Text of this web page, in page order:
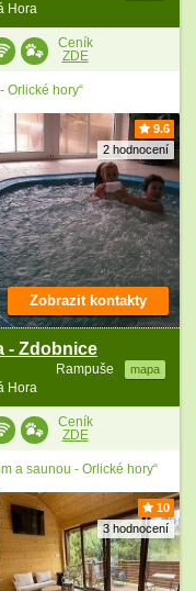
Hora
Ceník
ZDE
Orlické hory“
9.6
2 hodnocení
- Zdobnice
Rampuše mapa
Hora
Zobrazit kontakty
Ceník
ZDE
a saunou - Orlické hory“
10
3 hodnocení